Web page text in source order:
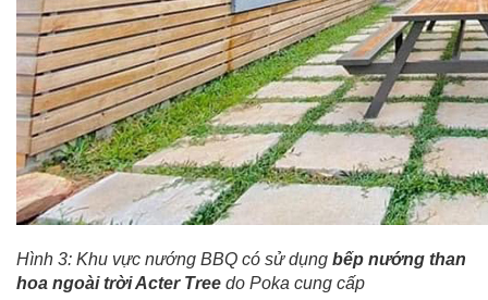
Hình 3: Khu vực nướng BBQ có sử dụng bếp nướng than
hoa ngoài trời Acter Tree do Poka cung cấp